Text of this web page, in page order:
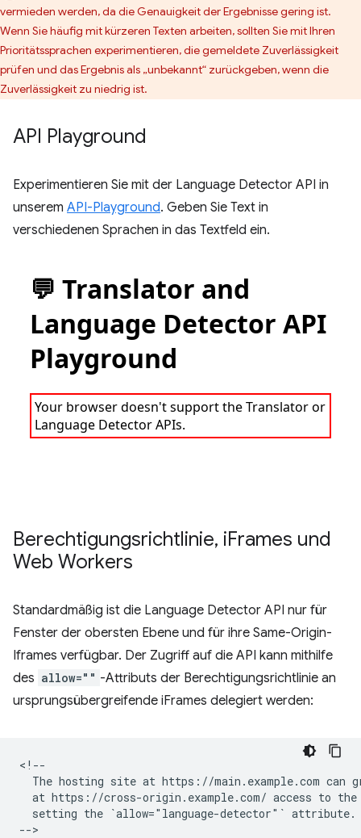
vermieden werden, da die Genauigkeit der Ergebnisse gering ist.
Wenn Sie häufig mit kürzeren Texten arbeiten, sollten Sie mit Ihren
Prioritätssprachen experimentieren, die gemeldete Zuverlässigkeit
prüfen und das Ergebnis als „unbekannt“ zurückgeben, wenn die
Zuverlässigkeit zu niedrig ist.
API Playground
Experimentieren Sie mit der Language Detector API in
unserem API-Playground. Geben Sie Text in
verschiedenen Sprachen in das Textfeld ein.
Berechtigungsrichtlinie, iFrames und
Web Workers
Standardmäßig ist die Language Detector API nur für
Fenster der obersten Ebene und für ihre Same-Origin-
Iframes verfügbar. Der Zugriff auf die API kann mithilfe
des allow="" -Attributs der Berechtigungsrichtlinie an
ursprungsübergreifende iFrames delegiert werden:
<!--
The hosting site at https://main.example.com can
at https://cross-origin.example.com/ access to
  setting the `allow="language-detector"` attribute.
-->